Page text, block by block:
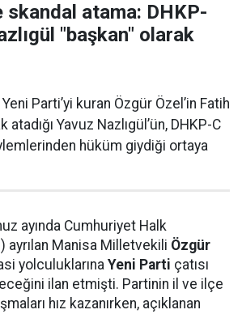
skandal atama: DHKP-
"başkan" olarak
Yeni Parti’yi kuran Özgür Özel’in Fatih
atadığı Yavuz Nazlıgül’ün, DHKP-C
hüküm giydiği ortaya
ayında Cumhuriyet Halk
ayrılan Manisa Milletvekili Özgür
yolculuklarına Yeni Parti çatısı
ilan etmişti. Partinin il ve ilçe
hız kazanırken, açıklanan